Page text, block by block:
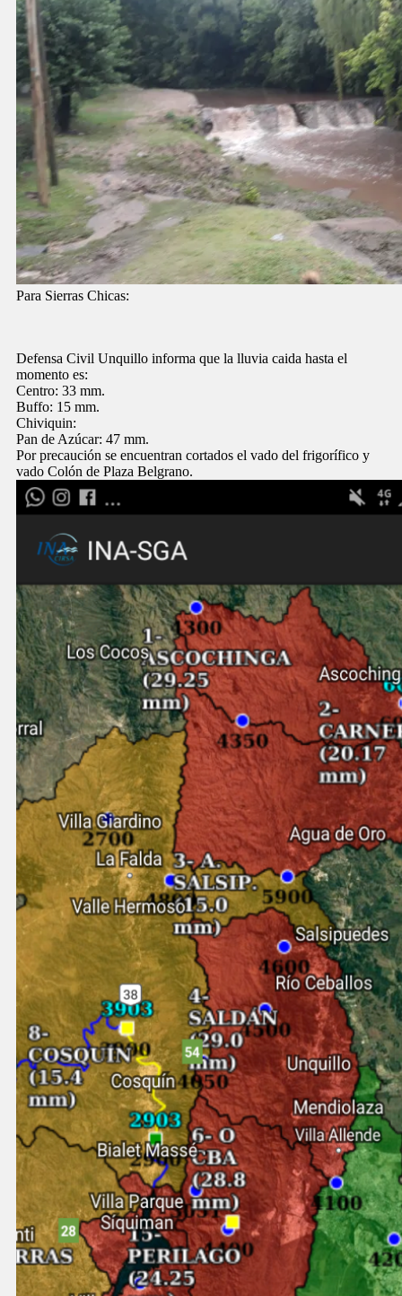
Para Sierras Chicas:
Defensa Civil Unquillo informa que la lluvia caida hasta el
momento es:
Centro: 33 mm.
Buffo: 15 mm.
Chiviquin:
Pan de Azúcar: 47 mm.
Por precaución se encuentran cortados el vado del frigorífico y
vado Colón de Plaza Belgrano.